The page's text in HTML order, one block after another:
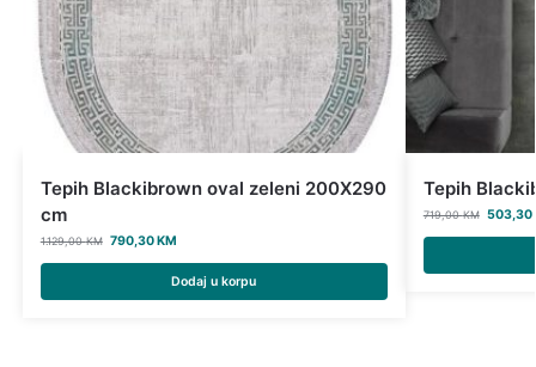
Tepih Blackibrown oval zeleni 200X290
cm
1.129,00KM 790,30KM
Dodaj u korpu
Tepih
719,00KM 503,30